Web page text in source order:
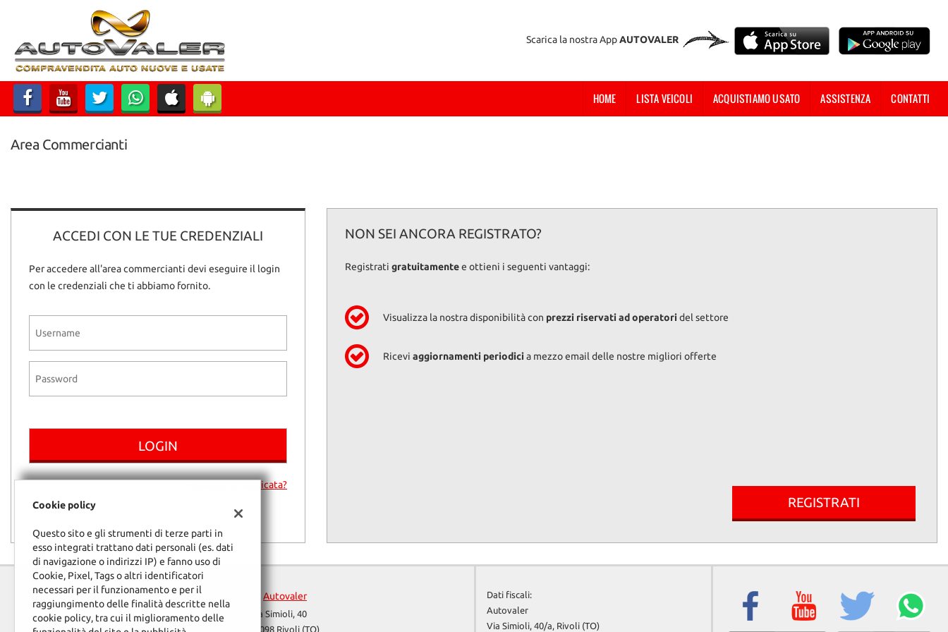
LISTA VEICOLI
ACQUISTIAMO USATO
ASSISTENZA
Scarica la nostra AppAUTOVALER
HOME LISTA VEICOLI ACQUISTIAMO USATO ASSISTENZA CONTATTI
Area Commercianti
ACCEDI CON LE TUE CREDENZIALI
Per accedere all'area commercianti devi eseguire il login
con le credenziali che ti abbiamo fornito.
Password dimenticata?
NON SEI ANCORA REGISTRATO?
Registrati gratuitamentee ottieni i seguenti vantaggi:
Visualizza la nostra disponibilità con prezzi riservati ad operatoridel settore
Ricevi aggiornamenti periodicia mezzo email delle nostre migliori offerte
REGISTRATI
Autovaler
Via Simioli, 40
10098 Rivoli (TO)
Dati fiscali:
Autovaler
Via Simioli, 40/a, Rivoli (TO)
Cookie policy
Questo sito e gli strumenti di terze parti in
esso integrati trattano dati personali (es. dati
di navigazione o indirizzi IP) e fanno uso di
Cookie, Pixel, Tags o altri identificatori
necessari per il funzionamento e per il
raggiungimento delle finalità descritte nella
cookie policy, tra cui il miglioramento delle
preferenze
di
consenso
Il
pannello
ti
le
preferenze
consenso
tecnologie
adottiamo
per
offrire
attività
di
descritte.
ottenere
maggiori
informazioni
sull'utilità
funzionamento